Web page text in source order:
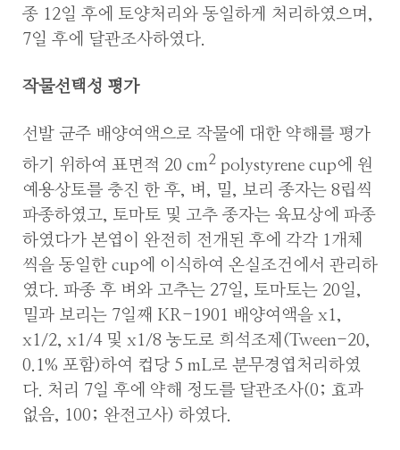
종 12일 후에 토양처리와 동일하게 처리하였으며,
7일 후에 달관조사하였다.
작물선택성 평가
선발 균주 배양여액으로 작물에 대한 약해를 평가
하기 위하여 표면적 20 cm2 polystyrene cup에 원
예용상토를 충진 한 후, 벼, 밀, 보리 종자는 8립씩
파종하였고, 토마토 및 고추 종자는 육묘상에 파종
하였다가 본엽이 완전히 전개된 후에 각각 1개체
씩을 동일한 cup에 이식하여 온실조건에서 관리하
였다. 파종 후 벼와 고추는 27일, 토마토는 20일,
밀과 보리는 7일째 KR-1901 배양여액을 x1,
x1/2, x1/4 및 x1/8 농도로 희석조제(Tween-20,
0.1% 포함)하여 컵당 5 mL로 분무경엽처리하였
다. 처리 7일 후에 약해 정도를 달관조사(0; 효과
없음, 100; 완전고사) 하였다.